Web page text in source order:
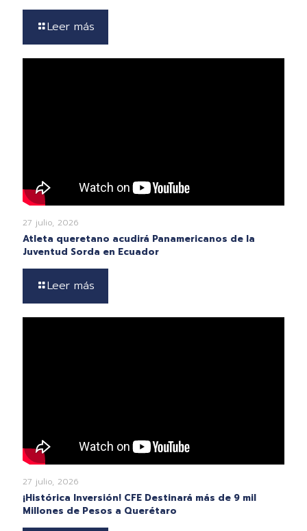
Leer más
27 julio, 2026
Atleta queretano acudirá Panamericanos de la
Juventud Sorda en Ecuador
Leer más
27 julio, 2026
¡Histórica Inversión! CFE Destinará más de 9 mil
Millones de Pesos a Querétaro